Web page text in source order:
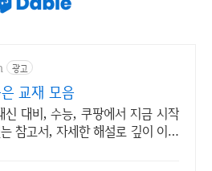
광고
교재 모음
대비, 수능, 쿠팡에서 지금 시작
참고서, 자세한 해설로 깊이 이해